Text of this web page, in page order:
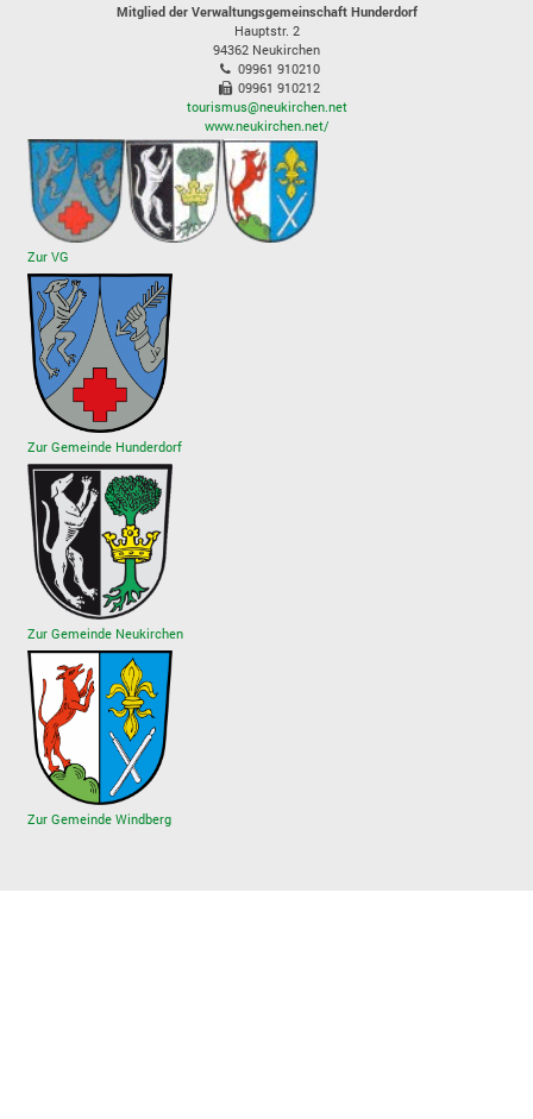
Mitglied der Verwaltungsgemeinschaft Hunderdorf
Hauptstr. 2
94362 Neukirchen
09961 910210
09961 910212
tourismus@neukirchen.net
www.neukirchen.net/
Zur VG
Zur Gemeinde Hunderdorf
Zur Gemeinde Neukirchen
Zur Gemeinde Windberg